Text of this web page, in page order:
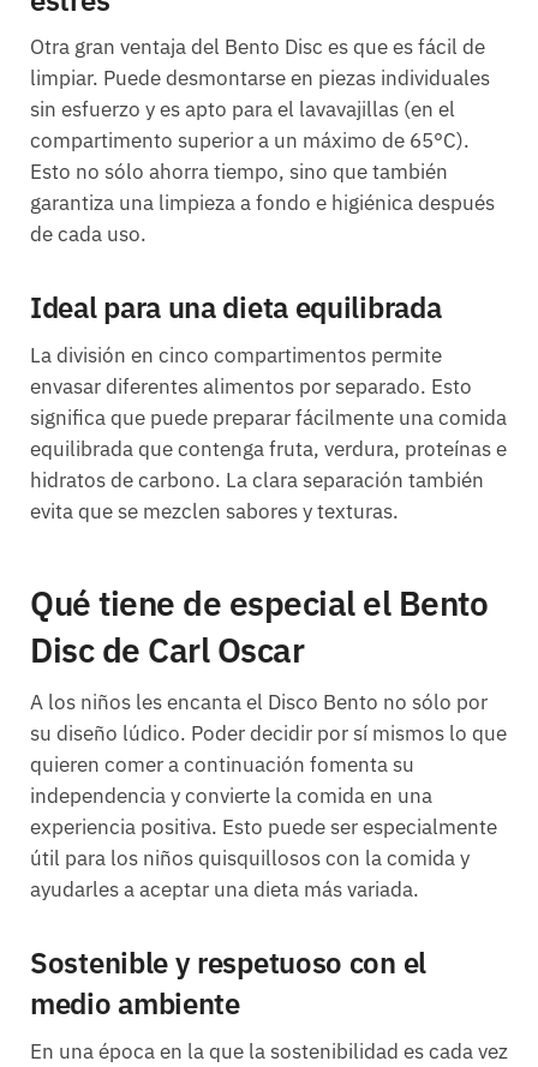
Otra gran ventaja del Bento Disc es que es fácil de
limpiar. Puede desmontarse en piezas individuales
sin esfuerzo y es apto para el lavavajillas (en el
compartimento superior a un máximo de 65°C).
Esto no sólo ahorra tiempo, sino que también
garantiza una limpieza a fondo e higiénica después
de cada uso.
Ideal para una dieta equilibrada
La división en cinco compartimentos permite
envasar diferentes alimentos por separado. Esto
significa que puede preparar fácilmente una comida
equilibrada que contenga fruta, verdura, proteínas e
hidratos de carbono. La clara separación también
evita que se mezclen sabores y texturas.
Qué tiene de especial el Bento
Disc de Carl Oscar
A los niños les encanta el Disco Bento no sólo por
su diseño lúdico. Poder decidir por sí mismos lo que
quieren comer a continuación fomenta su
independencia y convierte la comida en una
experiencia positiva. Esto puede ser especialmente
útil para los niños quisquillosos con la comida y
ayudarles a aceptar una dieta más variada.
Sostenible y respetuoso con el
medio ambiente
En una época en la que la sostenibilidad es cada vez